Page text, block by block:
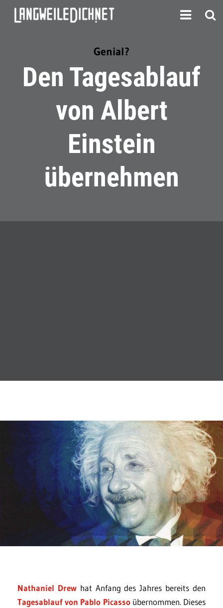
Genial?
Den Tagesablauf
von Albert
Einstein
übernehmen
Nathaniel Drewhat Anfang des Jahres bereits den
Tagesablauf von Pablo Picassoübernommen. Dieses